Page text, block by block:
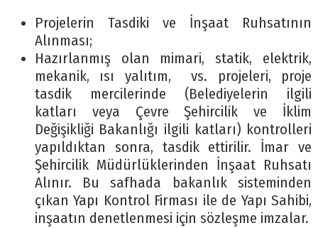
Projelerin Tasdiki ve İnşaat Ruhsatının
Alınması;
Hazırlanmış olan mimari, statik, elektrik,
mekanik, ısı yalıtım, vs. projeleri, proje
tasdik mercilerinde (Belediyelerin ilgili
katları veya Çevre Şehircilik ve İklim
Değişikliği Bakanlığı ilgili katları) kontrolleri
yapıldıktan sonra, tasdik ettirilir. İmar ve
Şehircilik Müdürlüklerinden İnşaat Ruhsatı
Alınır. Bu safhada bakanlık sisteminden
çıkan Yapı Kontrol Firması ile de Yapı Sahibi,
inşaatın denetlenmesi için sözleşme imzalar.